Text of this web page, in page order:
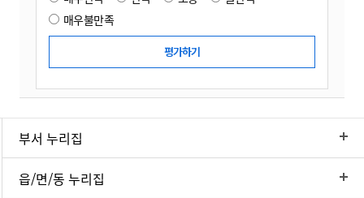
매우불만족
부서 누리집
읍/면/동 누리집